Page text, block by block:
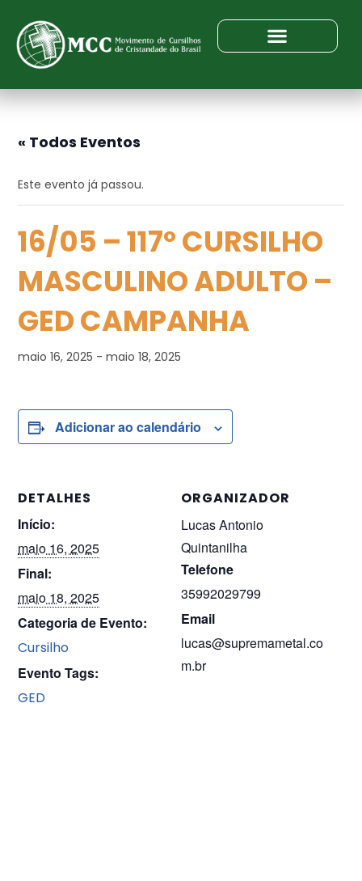
« Todos Eventos
Este evento já passou.
16/05 – 117º CURSILHO
MASCULINO ADULTO –
GED CAMPANHA
maio 16, 2025 -maio 18, 2025
Adicionar ao calendário
DETALHES
Início:
maio 16, 2025
Final:
maio 18, 2025
Categoria de Evento:
Cursilho
Evento Tags:
GED
ORGANIZADOR
Lucas Antonio
Quintanilha
Telefone
35992029799
Email
lucas@supremametal.co
m.br